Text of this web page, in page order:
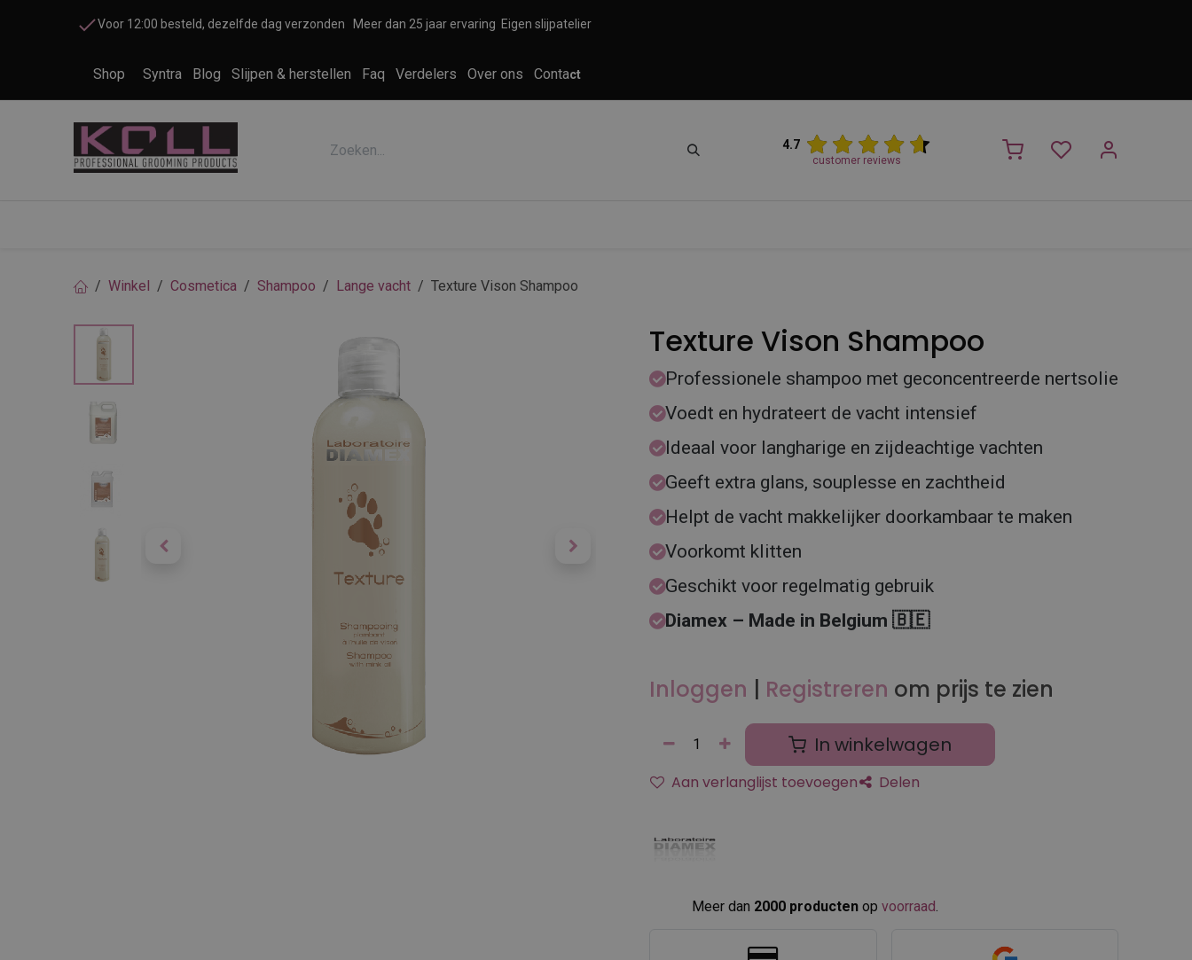
Voor 12:00 besteld, dezelfde dag verzonden Meer dan 25 jaar ervaring Eigen slijpatelier
Shop Syntra Blog Slijpen & herstellen Faq Verdelers Over ons Contact
4.7
customer reviews
Winkel Cosmetica Shampoo Lange vacht Texture Vison Shampoo
Texture Vison Shampoo
Professionele shampoo met geconcentreerde nertsolie
Voedt en hydrateert de vacht intensief
Ideaal voor langharige en zijdeachtige vachten
Geeft extra glans, souplesse en zachtheid
Helpt de vacht makkelijker doorkambaar te maken
Voorkomt klitten
Geschikt voor regelmatig gebruik
Diamex – Made in Belgium 🇧🇪
Inloggen | Registreren om prijs te zien
In winkelwagen
Aan verlanglijst toevoegen Delen
Meer dan 2000 producten op voorraad